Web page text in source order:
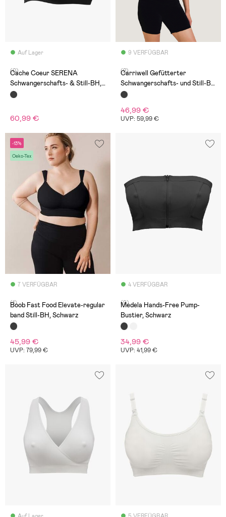
Auf Lager
(0)
Cache Coeur SERENA
Schwangerschafts- & Still-BH,
Schwarz
60,99 €
9 VERFÜGBAR
(2)
Carriwell Gefütterter
Schwangerschafts- und Still-BH
Carri-Gel, Schwarz
46,99 €
UVP: 59,99 €
-13%
Oeko-Tex
7 VERFÜGBAR
(1)
Boob Fast Food Elevate-regular
band Still-BH, Schwarz
45,99 €
UVP: 79,99 €
4 VERFÜGBAR
(9)
Medela Hands-Free Pump-
Bustier, Schwarz
34,99 €
UVP: 41,99 €